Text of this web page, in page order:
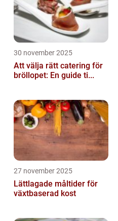
30 november 2025
Att välja rätt catering för
bröllopet: En guide ti...
27 november 2025
Lättlagade måltider för
växtbaserad kost